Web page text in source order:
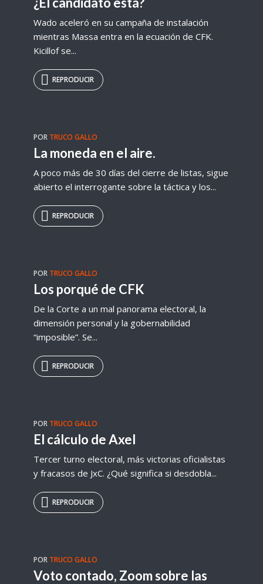
Wado aceleró en su campaña de instalación
mientras Massa entra en la ecuación de CFK.
Kicillof se...
REPRODUCIR
POR TRUCO GALLO
La moneda en el aire.
A poco más de 30 días del cierre de listas, sigue
abierto el interrogante sobre la táctica y los...
REPRODUCIR
POR TRUCO GALLO
Los porqué de CFK
De la Corte a un mal panorama electoral, la
dimensión personal y la gobernabilidad
“imposible”. Se...
REPRODUCIR
POR TRUCO GALLO
El cálculo de Axel
Tercer turno electoral, más victorias oficialistas
y fracasos de JxC. ¿Qué significa si desdobla...
REPRODUCIR
POR TRUCO GALLO
Voto contado, Zoom sobre las